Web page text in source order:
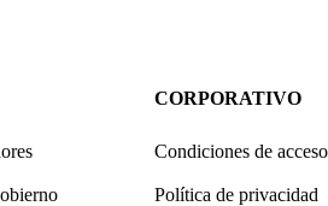
CORPORATIVO
Condiciones de
Política de privacidad